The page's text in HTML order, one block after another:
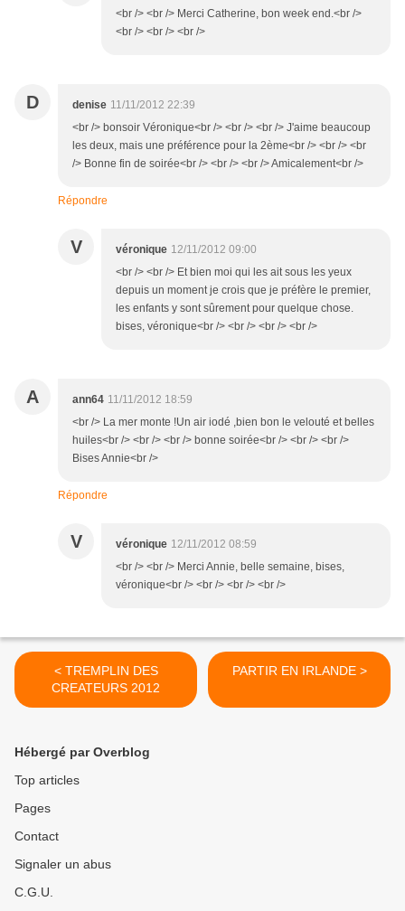
<br /> <br /> Merci Catherine, bon week end.<br />
<br /> <br /> <br />
D denise 11/11/2012 22:39
<br /> bonsoir Véronique<br /> <br /> <br /> J'aime beaucoup
les deux, mais une préférence pour la 2ème<br /> <br /> <br
/> Bonne fin de soirée<br /> <br /> <br /> Amicalement<br />
Répondre
V véronique 12/11/2012 09:00
<br /> <br /> Et bien moi qui les ait sous les yeux
depuis un moment je crois que je préfère le premier,
les enfants y sont sûrement pour quelque chose.
bises, véronique<br /> <br /> <br /> <br />
A ann64 11/11/2012 18:59
<br /> La mer monte !Un air iodé ,bien bon le velouté et belles
huiles<br /> <br /> <br /> bonne soirée<br /> <br /> <br />
Bises Annie<br />
Répondre
V véronique 12/11/2012 08:59
<br /> <br /> Merci Annie, belle semaine, bises,
véronique<br /> <br /> <br /> <br />
< TREMPLIN DES
CREATEURS 2012
PARTIR EN IRLANDE >
Hébergé par Overblog
Top articles
Pages
Contact
Signaler un abus
C.G.U.